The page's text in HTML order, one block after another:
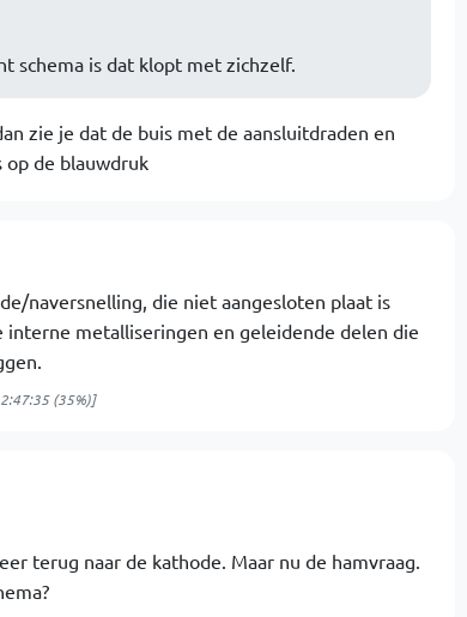
schema is dat klopt met zichzelf.
zie je dat de buis met de aansluitdraden en
op de blauwdruk
naversnelling, die niet aangesloten plaat is
metalliseringen en geleidende delen die
(35%)]
terug naar de kathode. Maar nu de hamvraag.